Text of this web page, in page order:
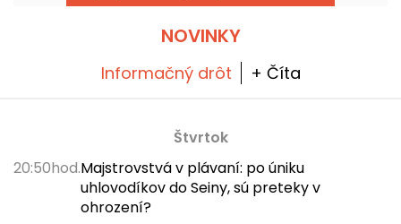
NOVINKY
Informačný drôt + Číta
Štvrtok
20:50hod.Majstrovstvá v plávaní: po úniku
uhlovodíkov do Seiny, sú preteky v
ohrození?